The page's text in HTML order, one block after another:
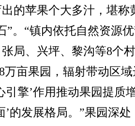
的苹果个大多汁，堪称
”。“镇内依托自然资源
局、兴坪、黎沟等8个
万亩果园，辐射带动区域
引擎’作用推动果园提质
’的发展格局。”果园深处